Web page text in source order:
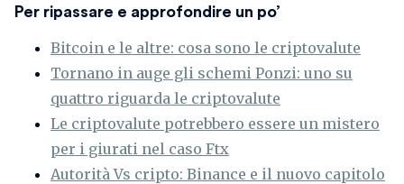
Per ripassare e approfondire un po’
Bitcoin e le altre: cosa sono le criptovalute
Tornano in auge gli schemi Ponzi: uno su
quattro riguarda le criptovalute
Le criptovalute potrebbero essere un mistero
per i giurati nel caso Ftx
Autorità Vs cripto: Binance e il nuovo capitolo